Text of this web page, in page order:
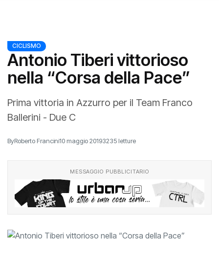
CICLISMO
Antonio Tiberi vittorioso
nella “Corsa della Pace”
Prima vittoria in Azzurro per il Team Franco
Ballerini - Due C
ByRoberto Francini10 maggio 20193235 letture
MESSAGGIO PUBBLICITARIO